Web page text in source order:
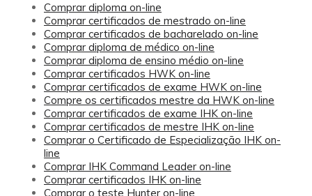
Comprar diploma on-line
Comprar certificados de mestrado on-line
Comprar certificados de bacharelado on-line
Comprar diploma de médico on-line
Comprar diploma de ensino médio on-line
Comprar certificados HWK on-line
Comprar certificados de exame HWK on-line
Compre os certificados mestre da HWK on-line
Comprar certificados de exame IHK on-line
Comprar certificados de mestre IHK on-line
Comprar o Certificado de Especialização IHK on-
line
Comprar IHK Command Leader on-line
Comprar certificados IHK on-line
Comprar o teste Hunter on-line